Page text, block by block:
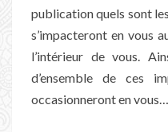
publication quels sont
s’impacteront en vous
l’intérieur de vous.
d’ensemble de ces
occasionneront en vous…